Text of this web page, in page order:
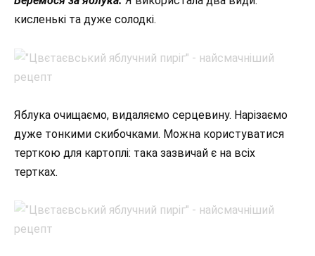
кисленькі та дуже солодкі.
Яблука очищаємо, видаляємо серцевину. Нарізаємо
дуже тонкими скибочками. Можна користуватися
терткою для картоплі: така зазвичай є на всіх
тертках.